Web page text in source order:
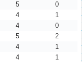
5
0
4
1
4
0
5
2
4
1
4
1